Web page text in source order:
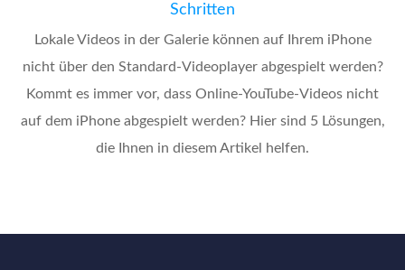
Schritten
Lokale Videos in der Galerie können auf Ihrem iPhone
nicht über den Standard-Videoplayer abgespielt werden?
Kommt es immer vor, dass Online-YouTube-Videos nicht
auf dem iPhone abgespielt werden? Hier sind 5 Lösungen,
die Ihnen in diesem Artikel helfen.